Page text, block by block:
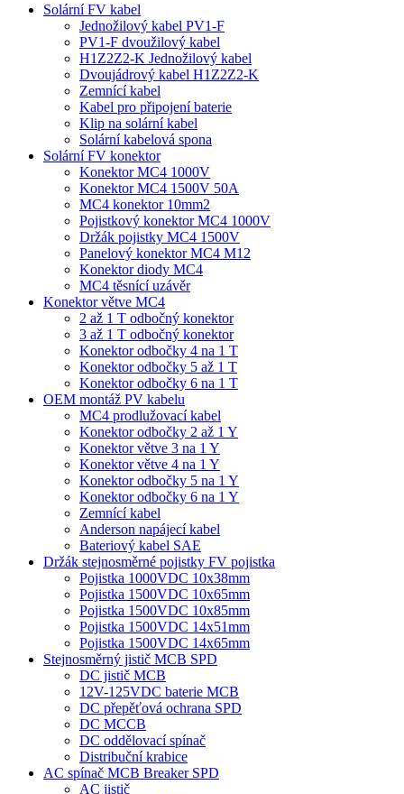
Solární FV kabel
Jednožilový kabel PV1-F
PV1-F dvoužilový kabel
H1Z2Z2-K Jednožilový kabel
Dvoujádrový kabel H1Z2Z2-K
Zemnící kabel
Kabel pro připojení baterie
Klip na solární kabel
Solární kabelová spona
Solární FV konektor
Konektor MC4 1000V
Konektor MC4 1500V 50A
MC4 konektor 10mm2
Pojistkový konektor MC4 1000V
Držák pojistky MC4 1500V
Panelový konektor MC4 M12
Konektor diody MC4
MC4 těsnící uzávěr
Konektor větve MC4
2 až 1 T odbočný konektor
3 až 1 T odbočný konektor
Konektor odbočky 4 na 1 T
Konektor odbočky 5 až 1 T
Konektor odbočky 6 na 1 T
OEM montáž PV kabelu
MC4 prodlužovací kabel
Konektor odbočky 2 až 1 Y
Konektor větve 3 na 1 Y
Konektor větve 4 na 1 Y
Konektor odbočky 5 na 1 Y
Konektor odbočky 6 na 1 Y
Zemnící kabel
Anderson napájecí kabel
Bateriový kabel SAE
Držák stejnosměrné pojistky FV pojistka
Pojistka 1000VDC 10x38mm
Pojistka 1500VDC 10x65mm
Pojistka 1500VDC 10x85mm
Pojistka 1500VDC 14x51mm
Pojistka 1500VDC 14x65mm
Stejnosměrný jistič MCB SPD
DC jistič MCB
12V-125VDC baterie MCB
DC přepěťová ochrana SPD
DC MCCB
DC oddělovací spínač
Distribuční krabice
AC spínač MCB Breaker SPD
AC jistič